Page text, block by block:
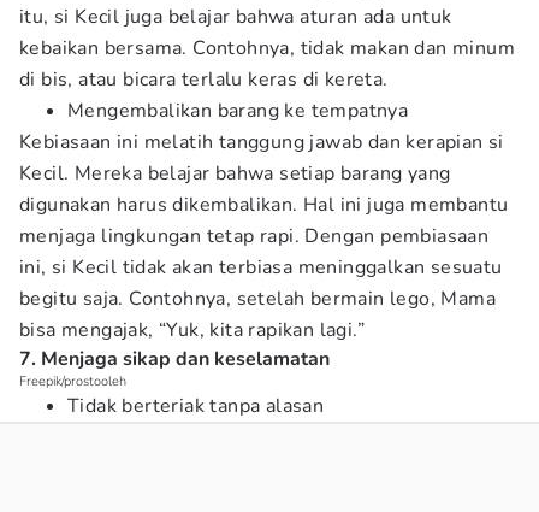
itu, si Kecil juga belajar bahwa aturan ada untuk
kebaikan bersama. Contohnya, tidak makan dan minum
di bis, atau bicara terlalu keras di kereta.
Mengembalikan barang ke tempatnya
Kebiasaan ini melatih tanggung jawab dan kerapian si
Kecil. Mereka belajar bahwa setiap barang yang
digunakan harus dikembalikan. Hal ini juga membantu
menjaga lingkungan tetap rapi. Dengan pembiasaan
ini, si Kecil tidak akan terbiasa meninggalkan sesuatu
begitu saja. Contohnya, setelah bermain lego, Mama
bisa mengajak, “Yuk, kita rapikan lagi.”
7. Menjaga sikap dan keselamatan
Freepik/prostooleh
Tidak berteriak tanpa alasan